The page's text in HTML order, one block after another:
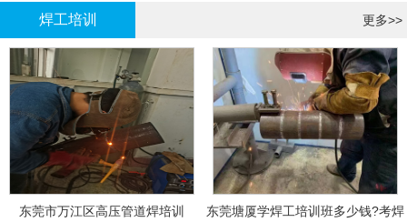
焊工培训 更多>>
东莞市万江区高压管道焊培训
东莞塘厦学焊工培训班多少钱?考焊